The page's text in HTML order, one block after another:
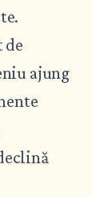
de
ajung